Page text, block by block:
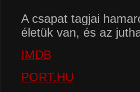
A csapat tagjai
életük van, és az
IMDB
PORT.HU